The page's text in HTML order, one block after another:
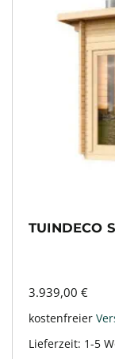
TUINDECO
3.939,00 €
kostenfreier
Lieferzeit: 1-5